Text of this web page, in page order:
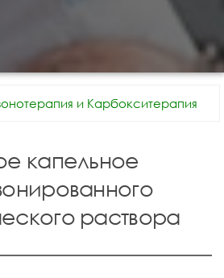
и Карбокситерапия
капельное
раствора